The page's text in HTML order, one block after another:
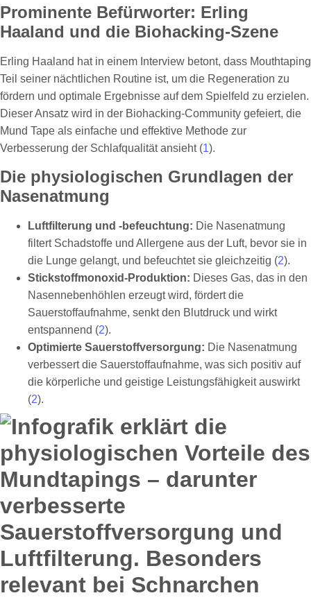
Prominente Befürworter: Erling
Haaland und die Biohacking-Szene
Erling Haaland hat in einem Interview betont, dass Mouthtaping
Teil seiner nächtlichen Routine ist, um die Regeneration zu
fördern und optimale Ergebnisse auf dem Spielfeld zu erzielen.
Dieser Ansatz wird in der Biohacking-Community gefeiert, die
Mund Tape als einfache und effektive Methode zur
Verbesserung der Schlafqualität ansieht (1).
Die physiologischen Grundlagen der
Nasenatmung
Luftfilterung und -befeuchtung: Die Nasenatmung
filtert Schadstoffe und Allergene aus der Luft, bevor sie in
die Lunge gelangt, und befeuchtet sie gleichzeitig (2).
Stickstoffmonoxid-Produktion: Dieses Gas, das in den
Nasennebenhöhlen erzeugt wird, fördert die
Sauerstoffaufnahme, senkt den Blutdruck und wirkt
entspannend (2).
Optimierte Sauerstoffversorgung: Die Nasenatmung
verbessert die Sauerstoffaufnahme, was sich positiv auf
die körperliche und geistige Leistungsfähigkeit auswirkt
(2).